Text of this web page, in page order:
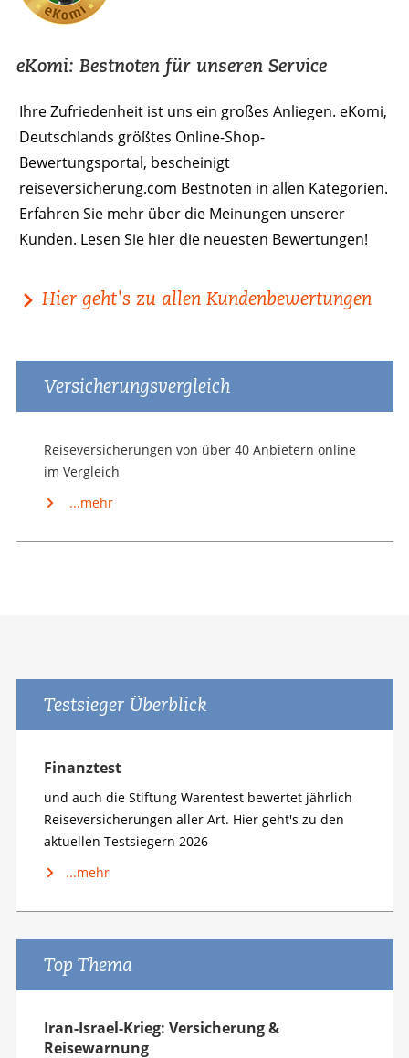
eKomi: Bestnoten für unseren Service
Ihre Zufriedenheit ist uns ein großes Anliegen. eKomi,
Deutschlands größtes Online-Shop-
Bewertungsportal, bescheinigt
reiseversicherung.com Bestnoten in allen Kategorien.
Erfahren Sie mehr über die Meinungen unserer
Kunden. Lesen Sie hier die neuesten Bewertungen!
Hier geht's zu allen Kundenbewertungen
Versicherungsvergleich
Reise­versicherungen von über 40 Anbietern online
im Vergleich
...mehr
Testsieger Überblick
Finanztest
und auch die Stiftung Warentest bewertet jährlich
Reiseversicherungen aller Art. Hier geht's zu den
aktuellen Testsiegern 2026
...mehr
Top Thema
Iran-Israel-Krieg: Versicherung &
Reisewarnung